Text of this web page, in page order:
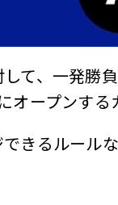
て、一発勝
ープンする
きるルールな